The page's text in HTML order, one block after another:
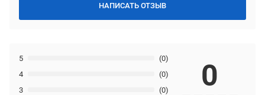
НАПИСАТЬ ОТЗЫВ
3 (0)
4 (0)
5 (0)
0